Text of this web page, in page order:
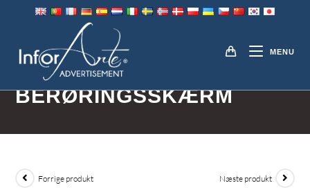
MENU
MENUER TIL
RESTAURANT PÅ
BERØRINGSSKÆRM
Forrige produkt Næste produkt